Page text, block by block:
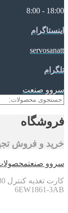
18:00 - 8:00
اینستاگرام
servosanatt
تلگرام
سروو صنعت
جستجو
فروشگاه
خرید و فروش
سروو صنعت
کارت تغذیه کنترل 880 مدل
6EW1861-3AB